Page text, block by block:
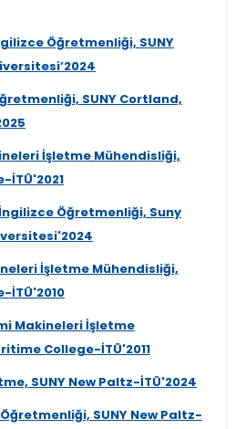
Öğretmenliği, SUNY
SUNY Cortland,
İşletme Mühendisliği,
İTÜ'2021
Öğretmenliği, Suny
İşletme Mühendisliği,
İTÜ'2010
Makineleri İşletme
College-İTÜ'2011
SUNY New Paltz-İTÜ'2024
SUNY New Paltz-